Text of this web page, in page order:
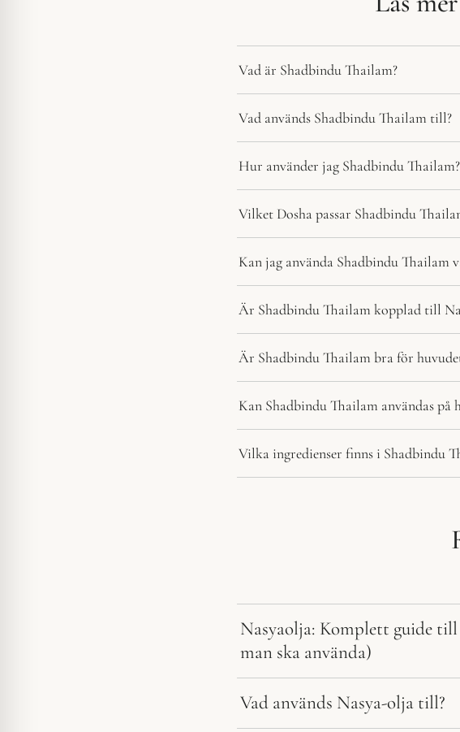
Vad är Shadbindu Thailam?
Vad används Shadbindu Thailam till?
Hur använder jag Shadbindu Thailam?
Vilket Dosha passar Shadbindu
Kan jag använda Shadbindu Thailam
Är Shadbindu Thailam kopplad till
Är Shadbindu Thailam bra för
Kan Shadbindu Thailam användas på
Vilka ingredienser finns i Shadbindu
Nasyaolja: Komplett guide
man ska använda)
Vad används Nasya-olja till?